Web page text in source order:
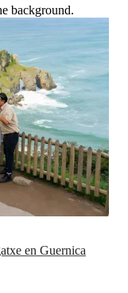
background.
en Guernica